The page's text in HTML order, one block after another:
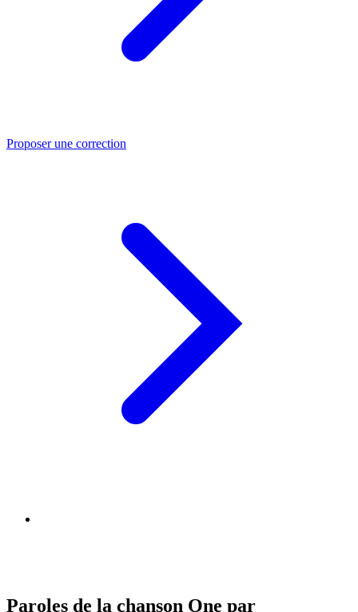
Proposer une correction
Paroles de la chanson One par